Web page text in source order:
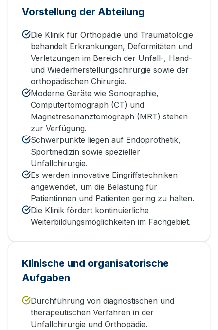
Vorstellung der Abteilung
Die Klinik für Orthopädie und Traumatologie
behandelt Erkrankungen, Deformitäten und
Verletzungen im Bereich der Unfall-, Hand-
und Wiederherstellungschirurgie sowie der
orthopädischen Chirurgie.
Moderne Geräte wie Sonographie,
Computertomograph (CT) und
Magnetresonanztomograph (MRT) stehen
zur Verfügung.
Schwerpunkte liegen auf Endoprothetik,
Sportmedizin sowie spezieller
Unfallchirurgie.
Es werden innovative Eingriffstechniken
angewendet, um die Belastung für
Patientinnen und Patienten gering zu halten.
Die Klinik fördert kontinuierliche
Weiterbildungsmöglichkeiten im Fachgebiet.
Klinische und organisatorische
Aufgaben
Durchführung von diagnostischen und
therapeutischen Verfahren in der
Unfallchirurgie und Orthopädie.